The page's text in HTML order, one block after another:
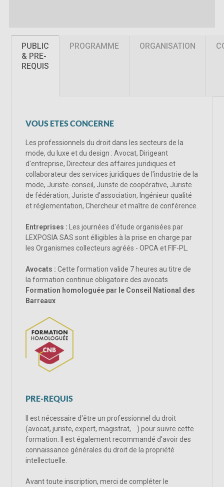
PUBLIC
& PRE-
REQUIS
PROGRAMME ORGANISATION
VOUS ETES CONCERNE
Les professionnels du droit dans les secteurs de la
mode, du luxe et du design : Avocat, Dirigeant
d'entreprise, Directeur des affaires juridiques et
collaborateur des services juridiques de l'industrie de la
mode, Juriste-conseil, Juriste de coopérative, Juriste
de fédération, Juriste d'association, Ingénieur qualité
et réglementation, Chercheur et maître de conférence.
Entreprises : Les journées d'étude organisées par
LEXPOSIA SAS sont élligibles à la prise en charge par
les Organismes collecteurs agréés - OPCA et FIF-PL.
Avocats :Cette formation valide 7 heures au titre de
la formation continue obligatoire des avocats
Formation homologuée par le Conseil National des
Barreaux
PRE-REQUIS
Il est nécessaire d'être un professionnel du droit
(avocat, juriste, expert, magistrat, ...) pour suivre cette
formation. Il est également recommandé d'avoir des
connaissance générales du droit de la propriété
intellectuelle.
Avant toute inscription, merci de compléter le